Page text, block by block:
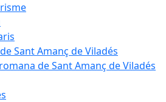
Sant Amanç de Viladés
de Sant Amanç de Viladés